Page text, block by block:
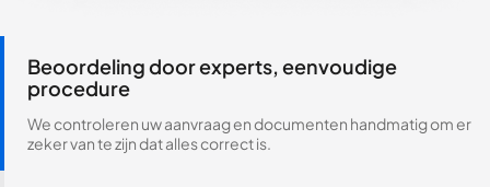
Beoordeling door experts, eenvoudige
procedure
We controleren uw aanvraag en documenten handmatig om er
zeker van te zijn dat alles correct is.